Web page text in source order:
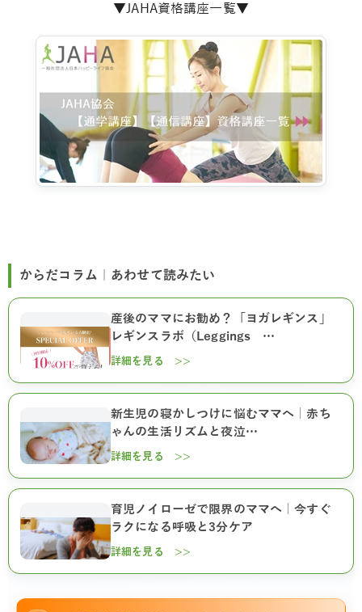
▼JAHA資格講座一覧▼
からだコラム｜あわせて読みたい
産後のママにお勧め？「ヨガレギンス」
レギンスラボ（Leggings …
詳細を見る >>
新生児の寝かしつけに悩むママへ｜赤ち
ゃんの生活リズムと夜泣…
詳細を見る >>
育児ノイローゼで限界のママへ｜今すぐ
ラクになる呼吸と3分ケア
詳細を見る >>